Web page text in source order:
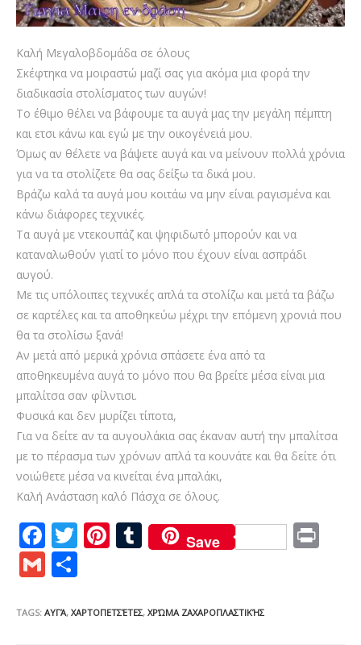
Καλή Μεγαλοβδομάδα σε όλους
Σκέφτηκα να μοιραστώ μαζί σας για ακόμα μια φορά την
διαδικασία στολίσματος των αυγών!
Το έθιμο θέλει να βάφουμε τα αυγά μας την μεγάλη πέμπτη
και ετσι κάνω και εγώ με την οικογένειά μου.
Όμως αν θέλετε να βάψετε αυγά και να μείνουν πολλά χρόνια
για να τα στολίζετε θα σας δείξω τα δικά μου.
Βράζω καλά τα αυγά μου κοιτάω να μην είναι ραγισμένα και
κάνω διάφορες τεχνικές.
Τα αυγά με ντεκουπάζ και ψηφιδωτό μπορούν και να
καταναλωθούν γιατί το μόνο που έχουν είναι ασπράδι
αυγού.
Με τις υπόλοιπες τεχνικές απλά τα στολίζω και μετά τα βάζω
σε καρτέλες και τα αποθηκεύω μέχρι την επόμενη χρονιά που
θα τα στολίσω ξανά!
Αν μετά από μερικά χρόνια σπάσετε ένα από τα
αποθηκευμένα αυγά το μόνο που θα βρείτε μέσα είναι μια
μπαλίτσα σαν φίλντισι.
Φυσικά και δεν μυρίζει τίποτα,
Για να δείτε αν τα αυγουλάκια σας έκαναν αυτή την μπαλίτσα
με το πέρασμα των χρόνων απλά τα κουνάτε και θα δείτε ότι
νοιώθετε μέσα να κινείται ένα μπαλάκι,
Καλή Ανάσταση καλό Πάσχα σε όλους.
F
ac
e
b
T
er
Pi
e
T
u
bl
Save
G
ai ar
TAGS: ΑΥΓΆ, ΧΑΡΤΟΠΕΤΣΈΤΕΣ, ΧΡΏΜΑ ΖΑΧΑΡΟΠΛΑΣΤΙΚΉΣ